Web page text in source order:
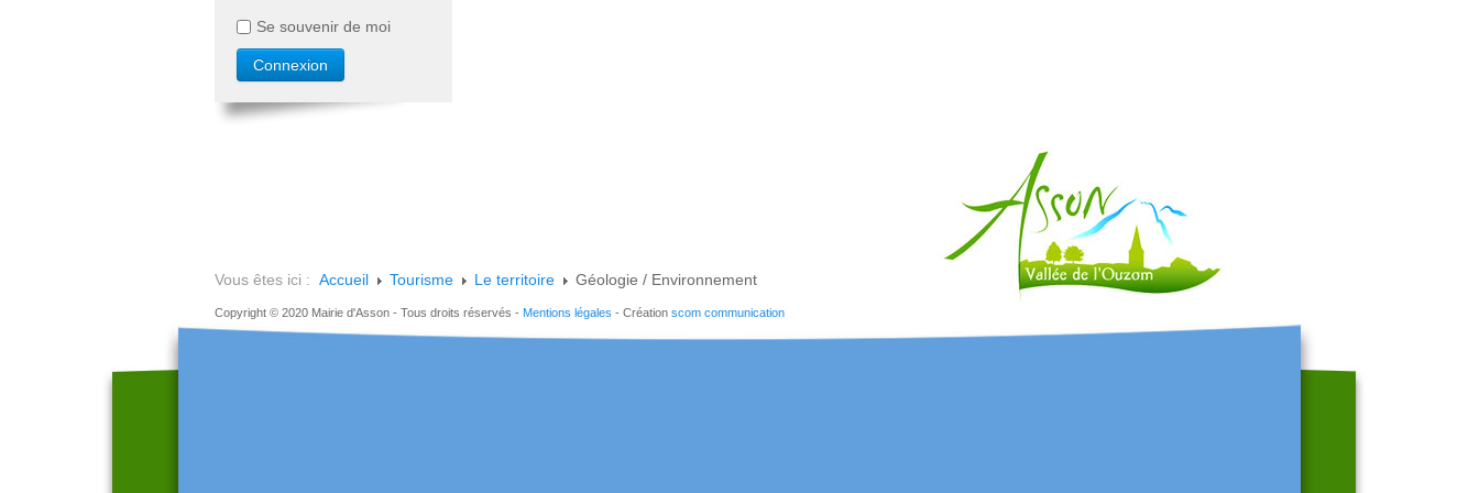
Se souvenir de moi
Vous êtes ici : Accueil Tourisme Le territoire Géologie / Environnement
Copyright © 2020 Mairie d'Asson - Tous droits réservés - Mentions légales - Création scom communication